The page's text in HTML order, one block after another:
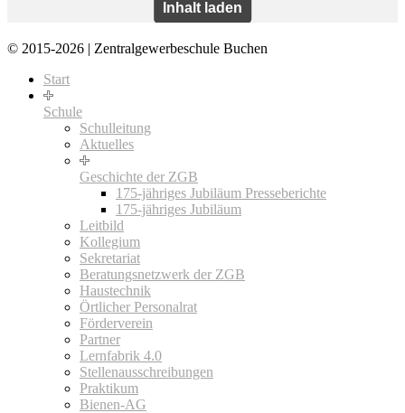
© 2015-2026 | Zentralgewerbeschule Buchen
Start
Schule
Schulleitung
Aktuelles
Geschichte der ZGB
175-jähriges Jubiläum Presseberichte
175-jähriges Jubiläum
Leitbild
Kollegium
Sekretariat
Beratungsnetzwerk der ZGB
Haustechnik
Örtlicher Personalrat
Förderverein
Partner
Lernfabrik 4.0
Stellenausschreibungen
Praktikum
Bienen-AG